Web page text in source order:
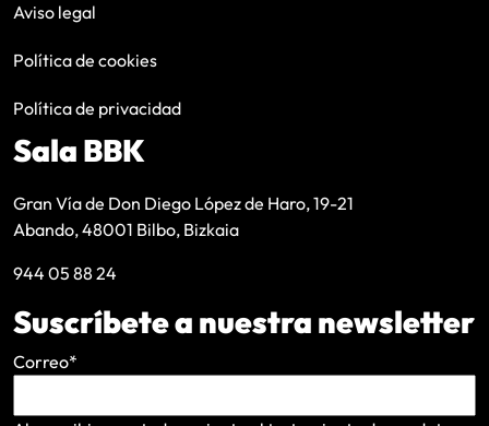
Aviso legal
Política de cookies
Política de privacidad
Sala BBK
Gran Vía de Don Diego López de Haro, 19-21
Abando, 48001 Bilbo, Bizkaia
944 05 88 24
Suscríbete a nuestra newsletter
Correo*